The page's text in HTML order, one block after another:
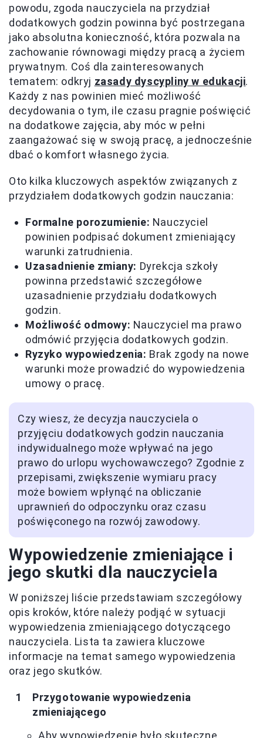
powodu, zgoda nauczyciela na przydział
dodatkowych godzin powinna być postrzegana
jako absolutna konieczność, która pozwala na
zachowanie równowagi między pracą a życiem
prywatnym. Coś dla zainteresowanych
tematem: odkryj zasady dyscypliny w edukacji.
Każdy z nas powinien mieć możliwość
decydowania o tym, ile czasu pragnie poświęcić
na dodatkowe zajęcia, aby móc w pełni
zaangażować się w swoją pracę, a jednocześnie
dbać o komfort własnego życia.
Oto kilka kluczowych aspektów związanych z
przydziałem dodatkowych godzin nauczania:
Formalne porozumienie: Nauczyciel
powinien podpisać dokument zmieniający
warunki zatrudnienia.
Uzasadnienie zmiany: Dyrekcja szkoły
powinna przedstawić szczegółowe
uzasadnienie przydziału dodatkowych
godzin.
Możliwość odmowy: Nauczyciel ma prawo
odmówić przyjęcia dodatkowych godzin.
Ryzyko wypowiedzenia: Brak zgody na nowe
warunki może prowadzić do wypowiedzenia
umowy o pracę.
Czy wiesz, że decyzja nauczyciela o
przyjęciu dodatkowych godzin nauczania
indywidualnego może wpływać na jego
prawo do urlopu wychowawczego? Zgodnie z
przepisami, zwiększenie wymiaru pracy
może bowiem wpłynąć na obliczanie
uprawnień do odpoczynku oraz czasu
poświęconego na rozwój zawodowy.
Wypowiedzenie zmieniające i
jego skutki dla nauczyciela
W poniższej liście przedstawiam szczegółowy
opis kroków, które należy podjąć w sytuacji
wypowiedzenia zmieniającego dotyczącego
nauczyciela. Lista ta zawiera kluczowe
informacje na temat samego wypowiedzenia
oraz jego skutków.
Przygotowanie wypowiedzenia
zmieniającego
Aby wypowiedzenie było skuteczne,